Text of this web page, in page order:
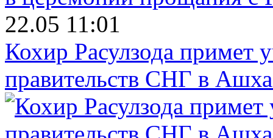
22.05 11:01
Кохир Расулзода примет
правительств СНГ в